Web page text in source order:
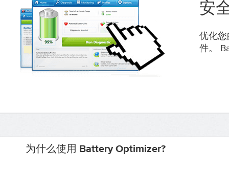
安
优化
件。
为什么使用 Battery Optimizer?